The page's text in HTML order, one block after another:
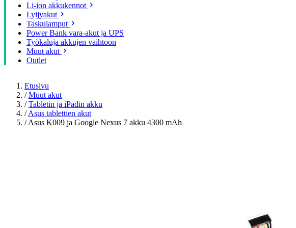
Li-ion akkukennot
Lyijyakut
Taskulamput
Power Bank vara-akut ja UPS
Työkaluja akkujen vaihtoon
Muut akut
Outlet
Etusivu
/ Muut akut
/ Tabletin ja iPadin akku
/ Asus tablettien akut
/ Asus K009 ja Google Nexus 7 akku 4300 mAh